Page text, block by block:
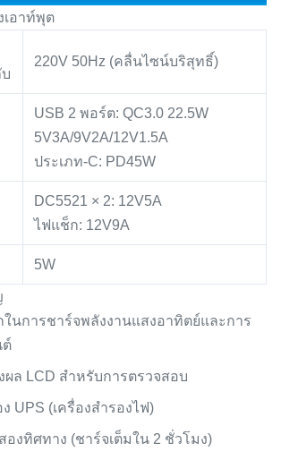
เอาท์พุต
220V 50Hz (คลื่นไซน์บริสุทธิ์)
USB 2 พอร์ต: QC3.0 22.5W
5V3A/9V2A/12V1.5A
ประเภท-C: PD45W
DC5521 × 2: 12V5A
ไฟแช็ก: 12V9A
5W
นการชาร์จพลังงานแสงอาทิตย์และการ
ต์
ล LCD สำหรับการตรวจสอบ
UPS (เครื่องสำรองไฟ)
องทิศทาง (ชาร์จเต็มใน 2 ชั่วโมง)